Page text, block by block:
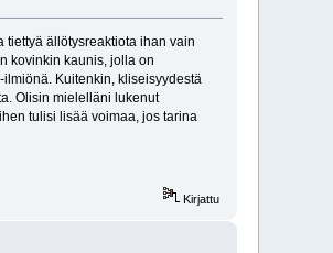
ällötysreaktiota ihan vain
kovinkin kaunis, jolla on
Kuitenkin, kliseisyydestä
Olisin mielelläni lukenut
tulisi lisää voimaa, jos tarina
Kirjattu